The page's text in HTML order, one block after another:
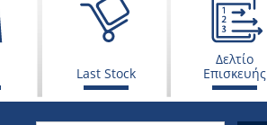
Last Stock
Δελτίο
Επισκευής